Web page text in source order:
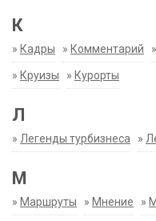
К
» Кадры » Комментарий »
» Круизы » Курорты
Л
» Легенды турбизнеса »
М
» Маршруты » Мнение »